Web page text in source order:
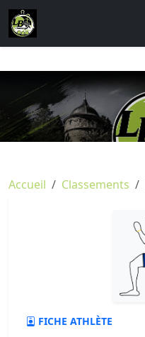
Accueil Classements
FICHE ATHLÈTE